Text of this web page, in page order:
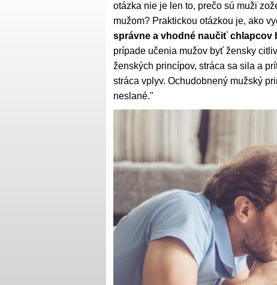
otázka nie je len to, prečo sú muži
mužom? Praktickou otázkou je, ako
správne a vhodné naučiť
prípade učenia mužov byť žensky
ženských princípov, stráca sa sila a
stráca vplyv. Ochudobnený mužský
neslané."